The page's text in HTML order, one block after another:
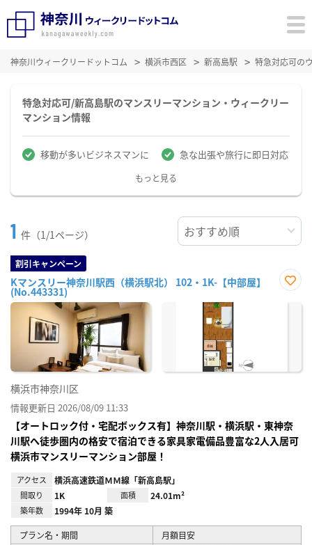
神奈川ウィークリードットコム 横浜市西区 新高島駅 特急対応可の
特急対応可/新高島駅のマンスリーマンション・ウィークリー
マンション情報
移動が多いビジネスマンに 急な出張や旅行に即日対応
もっと見る
1 件（1/1ページ）
割引キャンペーン
Kマンスリー神奈川駅西（横浜駅北） 102・1K-【中部屋】
(No.443331)
に入
横浜市神奈川区
情報更新日 2026/08/09 11:33
【オートロック付・宅配ボックス有】神奈川駅・横浜駅・東神奈
川駅へ徒歩圏内の格安で宿泊できる家具家電備品豊富な2人入居可
横浜市マンスリーマンション部屋！
アクセス 横浜高速鉄道ＭＭ線「新高島駅」
間取り 1K 面積 24.01m²
築年数 1994年 10月 築
プラン名・期間 月額目安